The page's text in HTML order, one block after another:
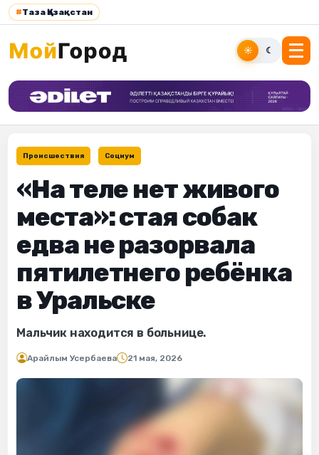
#Таза Қазақстан
☀ ☾
Происшествия Социум
«На теле нет живого
места»: стая собак
едва не разорвала
пятилетнего ребёнка
в Уральске
Мальчик находится в больнице.
Арайлым Усербаева 21 мая, 2026